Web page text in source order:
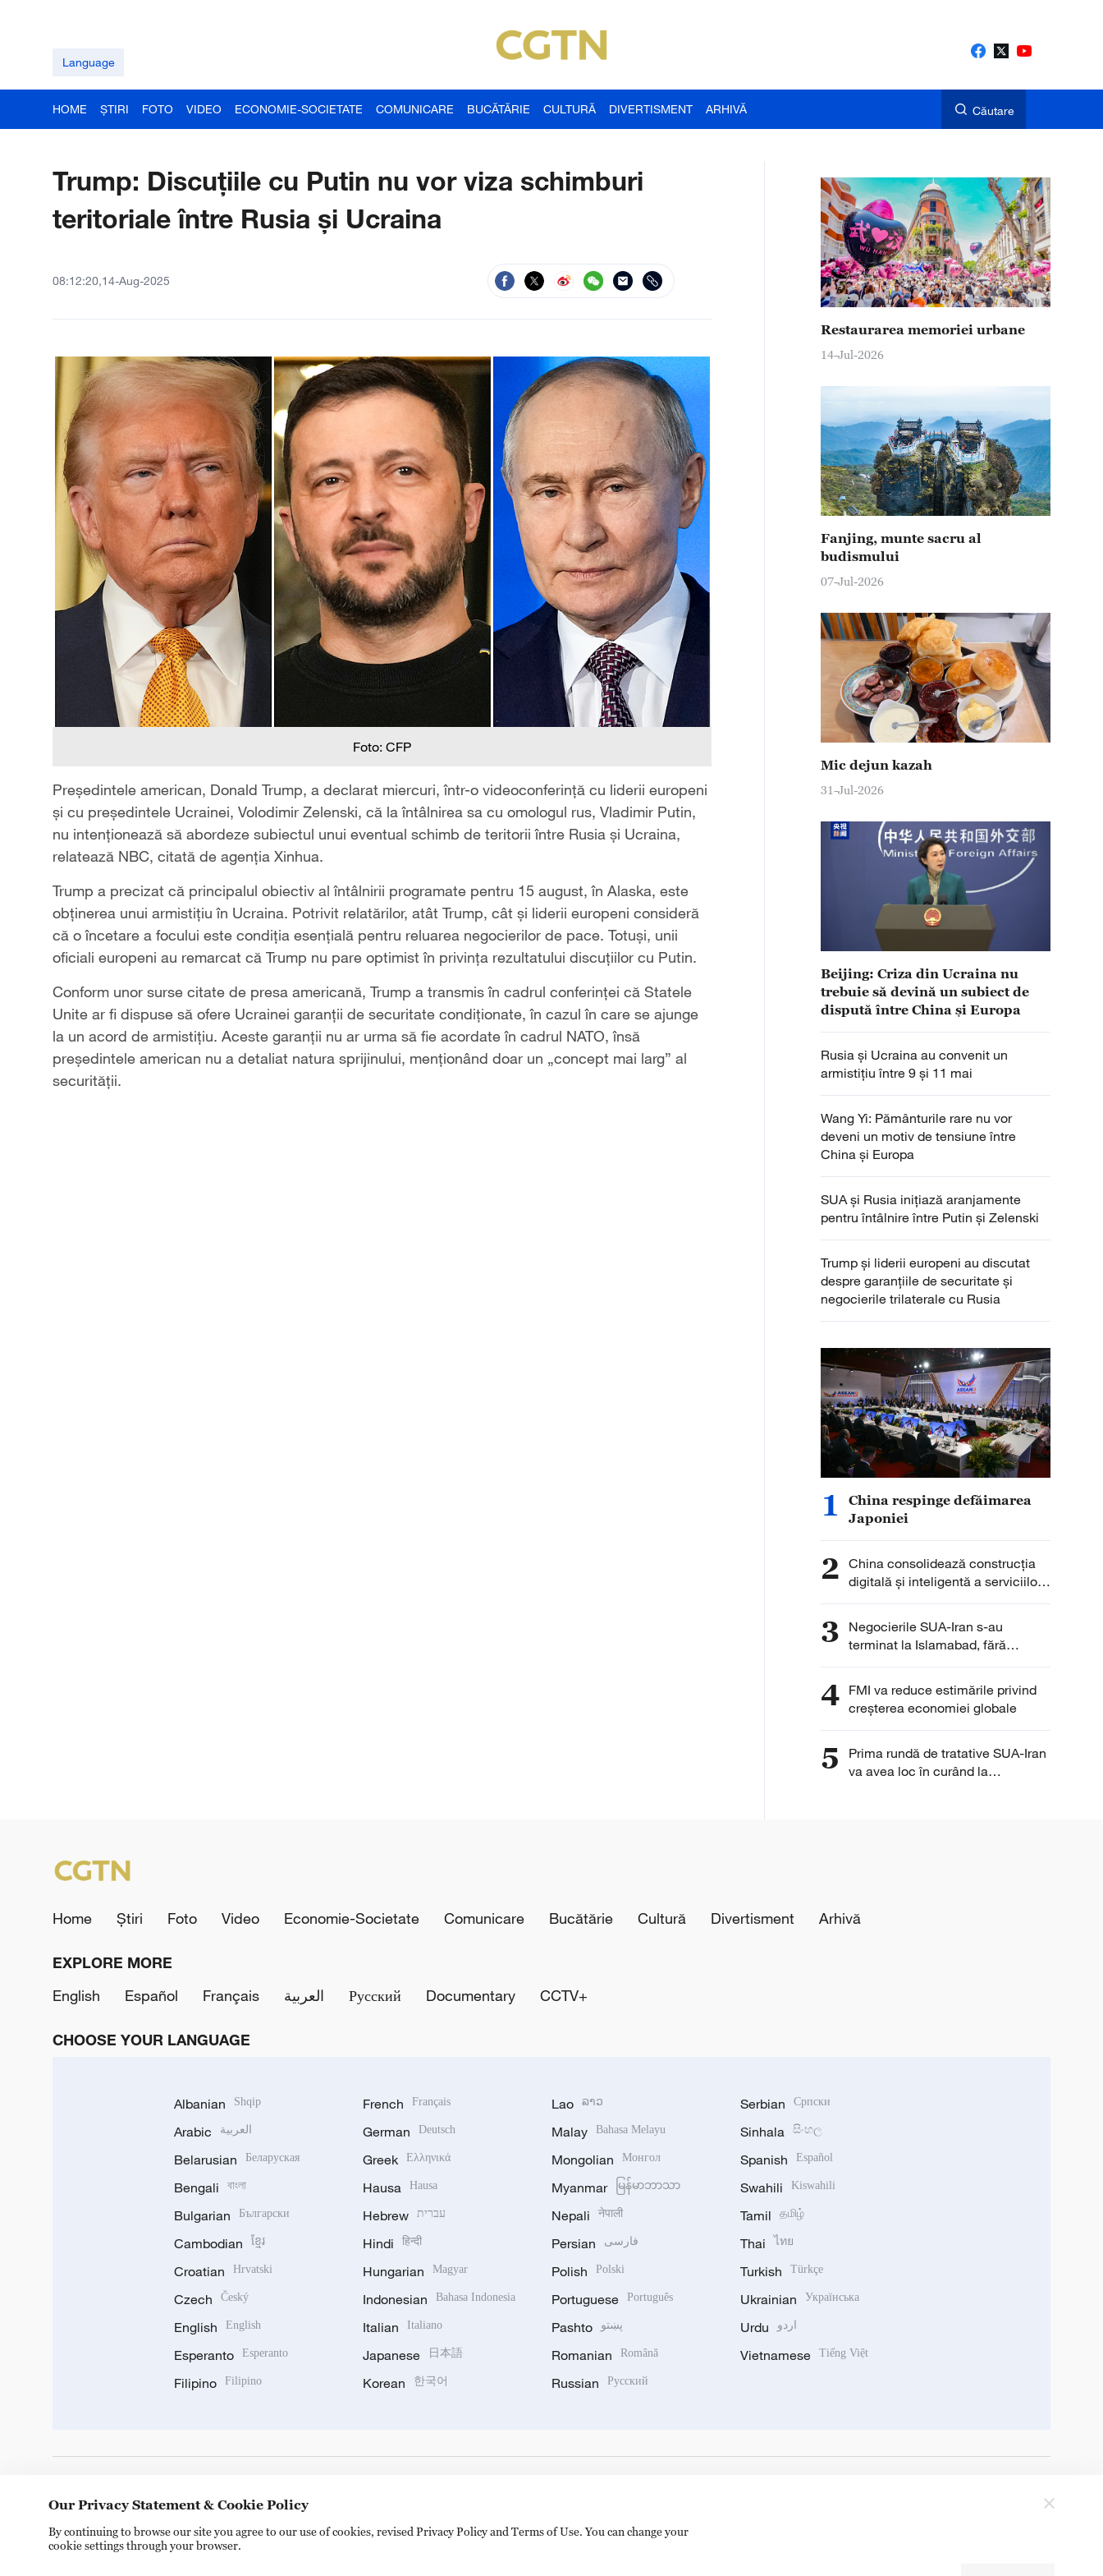
Language
HOME ȘTIRI FOTO VIDEO ECONOMIE-SOCIETATE COMUNICARE BUCĂTĂRIE CULTURĂ DIVERTISMENT ARHIVĂ Căutare
Trump: Discuțiile cu Putin nu vor viza schimburi
teritoriale între Rusia și Ucraina
08:12:20,14-Aug-2025
Foto: CFP
Președintele american, Donald Trump, a declarat miercuri, într-o videoconferință cu liderii europeni
și cu președintele Ucrainei, Volodimir Zelenski, că la întâlnirea sa cu omologul rus, Vladimir Putin,
nu intenționează să abordeze subiectul unui eventual schimb de teritorii între Rusia și Ucraina,
relatează NBC, citată de agenția Xinhua.
Trump a precizat că principalul obiectiv al întâlnirii programate pentru 15 august, în Alaska, este
obținerea unui armistițiu în Ucraina. Potrivit relatărilor, atât Trump, cât și liderii europeni consideră
că o încetare a focului este condiția esențială pentru reluarea negocierilor de pace. Totuși, unii
oficiali europeni au remarcat că Trump nu pare optimist în privința rezultatului discuțiilor cu Putin.
Conform unor surse citate de presa americană, Trump a transmis în cadrul conferinței că Statele
Unite ar fi dispuse să ofere Ucrainei garanții de securitate condiționate, în cazul în care se ajunge
la un acord de armistițiu. Aceste garanții nu ar urma să fie acordate în cadrul NATO, însă
președintele american nu a detaliat natura sprijinului, menționând doar un „concept mai larg” al
securității.
Restaurarea memoriei urbane
14-Jul-2026
Fanjing, munte sacru al
budismului
07-Jul-2026
Mic dejun kazah
31-Jul-2026
Beijing: Criza din Ucraina nu
trebuie să devină un subiect de
dispută între China și Europa
Rusia și Ucraina au convenit un
armistițiu între 9 și 11 mai
Wang Yi: Pământurile rare nu vor
deveni un motiv de tensiune între
China și Europa
SUA și Rusia inițiază aranjamente
pentru întâlnire între Putin și Zelenski
Trump și liderii europeni au discutat
despre garanțiile de securitate și
negocierile trilaterale cu Rusia
1
China respinge defăimarea
Japoniei
2 China consolidează construcția
digitală și inteligentă a serviciilor
medicale
3
Negocierile SUA-Iran s-au
terminat la Islamabad, fără
încheierea unui acord
4 FMI va reduce estimările privind
creșterea economiei globale
5
Prima rundă de tratative SUA-Iran
va avea loc în curând la
Home Știri Foto Video Economie-Societate Comunicare Bucătărie Cultură Divertisment Arhivă
EXPLORE MORE
English
Español Français العربية Русский Documentary CCTV+
CHOOSE YOUR LANGUAGE
Albanian Shqip
Arabic العربية
Belarusian Беларуская
Bengali বাংলা
Bulgarian Български
Cambodian ខ្មែរ
Croatian Hrvatski
Czech Český
English English
Esperanto Esperanto
Filipino Filipino
French Français
German Deutsch
Greek Ελληνικά
Hausa Hausa
Hebrew עברית
Hindi हिन्दी
Hungarian Magyar
Indonesian Bahasa Indonesia
Italian Italiano
Japanese 日本語
Korean 한국어
Lao ລາວ
Malay Bahasa Melayu
Mongolian Монгол
Myanmar မြန်မာဘာသာ
Nepali नेपाली
Persian فارسی
Polish Polski
Portuguese Português
Pashto پښتو
Romanian Română
Russian Русский
Serbian Српски
Sinhala සිංහල
Spanish Español
Swahili Kiswahili
Tamil தமிழ்
Thai ไทย
Turkish Türkçe
Ukrainian Українська
Urdu اردو
Vietnamese Tiếng Việt
Our Privacy Statement & Cookie Policy
By continuing to browse our site you agree to our use of cookies, revised Privacy Policy and Terms of Use. You can change your
cookie settings through your browser.